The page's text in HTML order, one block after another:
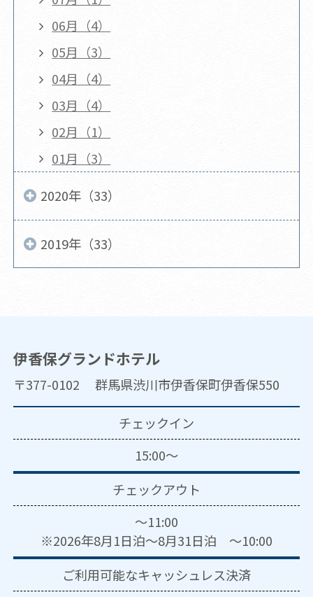
06月（4）
05月（3）
04月（4）
03月（4）
02月（1）
01月（3）
2020年（33）
2019年（33）
伊香保グランドホテル
〒377-0102 群馬県渋川市伊香保町伊香保550
チェックイン
15:00～
チェックアウト
～11:00
※2026年8月1日泊～8月31日泊 ～10:00
ご利用可能なキャッシュレス決済